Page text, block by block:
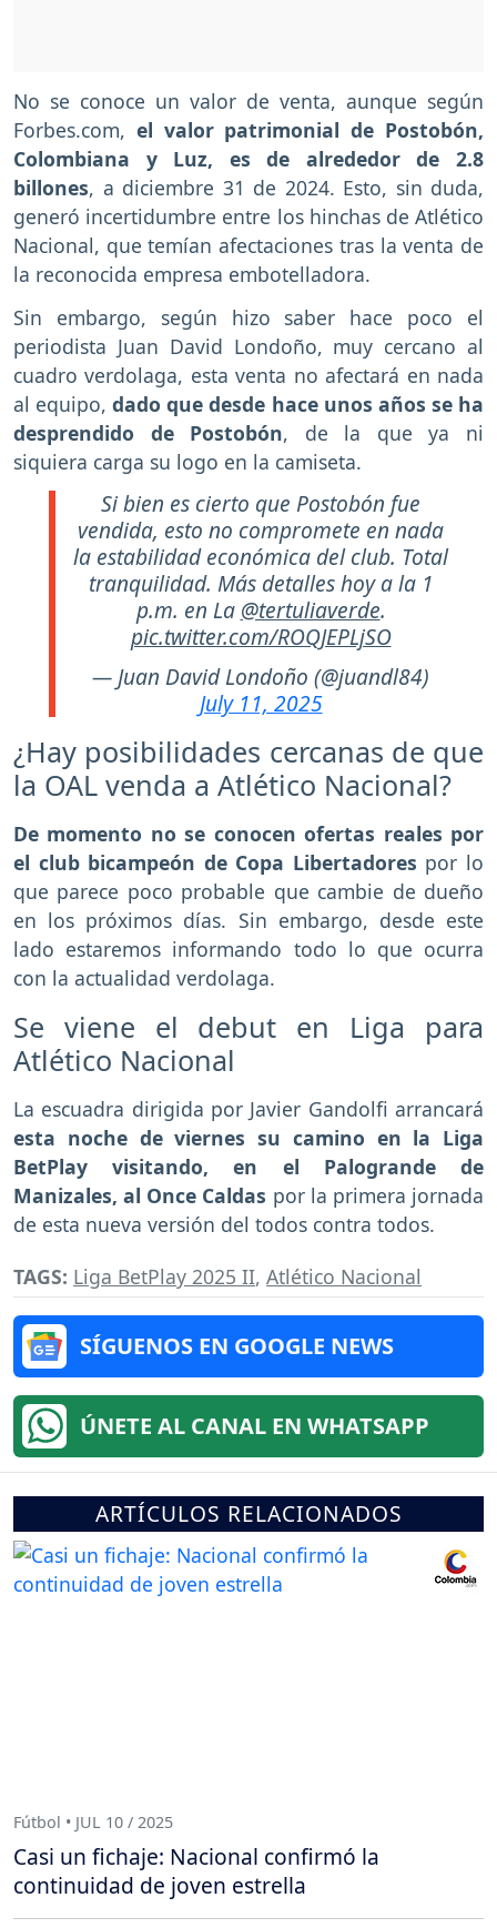
No se conoce un valor de venta, aunque según
Forbes.com, el valor patrimonial de Postobón,
Colombiana y Luz, es de alrededor de 2.8
billones, a diciembre 31 de 2024. Esto, sin duda,
generó incertidumbre entre los hinchas de Atlético
Nacional, que temían afectaciones tras la venta de
la reconocida empresa embotelladora.
Sin embargo, según hizo saber hace poco el
periodista Juan David Londoño, muy cercano al
cuadro verdolaga, esta venta no afectará en nada
al equipo,dado que desde hace unos años se ha
desprendido de Postobón, de la que ya ni
siquiera carga su logo en la camiseta.
Si bien es cierto que Postobón fue
vendida, esto no compromete en nada
la estabilidad económica del club. Total
tranquilidad. Más detalles hoy a la 1
p.m. en La @tertuliaverde.
pic.twitter.com/ROQJEPLjSO
— Juan David Londoño (@juandl84)
July 11, 2025
¿Hay posibilidades cercanas de que
la OAL venda a Atlético Nacional?
De momento no se conocen ofertas reales por
el club bicampeón de Copa Libertadores por lo
que parece poco probable que cambie de dueño
en los próximos días. Sin embargo, desde este
lado estaremos informando todo lo que ocurra
con la actualidad verdolaga.
Se viene el debut en Liga para
Atlético Nacional
La escuadra dirigida por Javier Gandolfi arrancará
esta noche de viernes su camino en la Liga
BetPlay visitando, en el Palogrande de
Manizales, al Once Caldas por la primera jornada
de esta nueva versión del todos contra todos.
TAGS: Liga BetPlay 2025 II, Atlético Nacional
SÍGUENOS EN GOOGLE NEWS
ÚNETE AL CANAL EN WHATSAPP
ARTÍCULOS RELACIONADOS
Fútbol • JUL 10 / 2025
Casi un fichaje: Nacional confirmó la
continuidad de joven estrella